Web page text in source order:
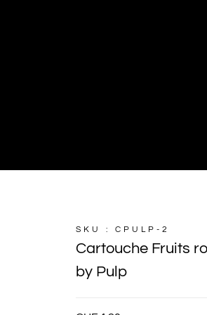
SKU : CPULP-2
Cartouche Fruits
by Pulp